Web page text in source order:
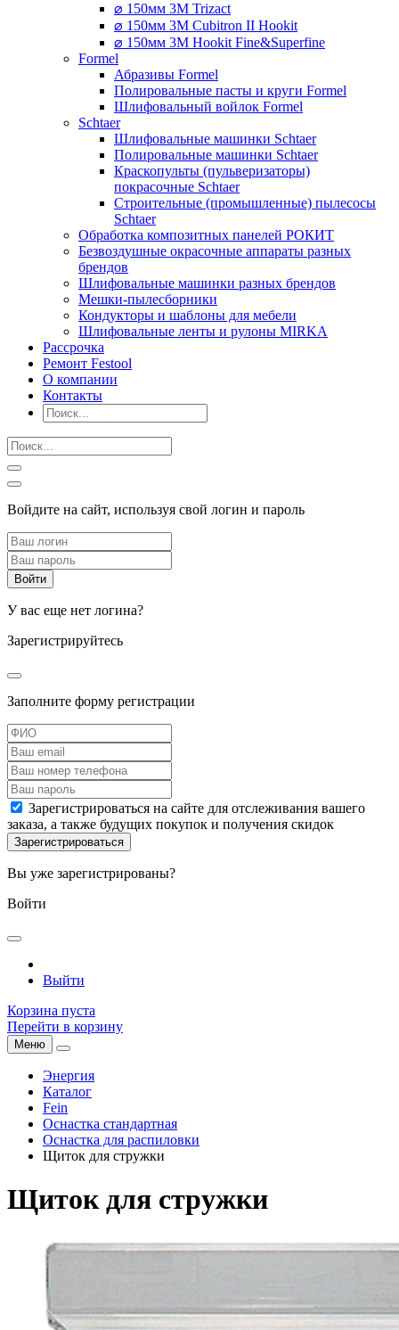
⌀ 150мм 3M Trizact
⌀ 150мм 3M Cubitron II Hookit
⌀ 150мм 3M Hookit Fine&Superfine
Formel
Абразивы Formel
Полировальные пасты и круги Formel
Шлифовальный войлок Formel
Schtaer
Шлифовальные машинки Schtaer
Полировальные машинки Schtaer
Краскопульты (пульверизаторы)
покрасочные Schtaer
Строительные (промышленные) пылесосы
Schtaer
Обработка композитных панелей РОКИТ
Безвоздушные окрасочные аппараты разных
брендов
Шлифовальные машинки разных брендов
Мешки-пылесборники
Кондукторы и шаблоны для мебели
Шлифовальные ленты и рулоны MIRKA
Рассрочка
Ремонт Festool
О компании
Контакты
Войдите на сайт, используя свой логин и пароль
У вас еще нет логина?
Зарегистрируйтесь
Заполните форму регистрации
Зарегистрироваться на сайте для отслеживания вашего
заказа, а также будущих покупок и получения скидок
Вы уже зарегистрированы?
Войти
Выйти
Корзина пуста
Перейти в корзину
Меню
Энергия
Каталог
Fein
Оснастка стандартная
Оснастка для распиловки
Щиток для стружки
Щиток для стружки